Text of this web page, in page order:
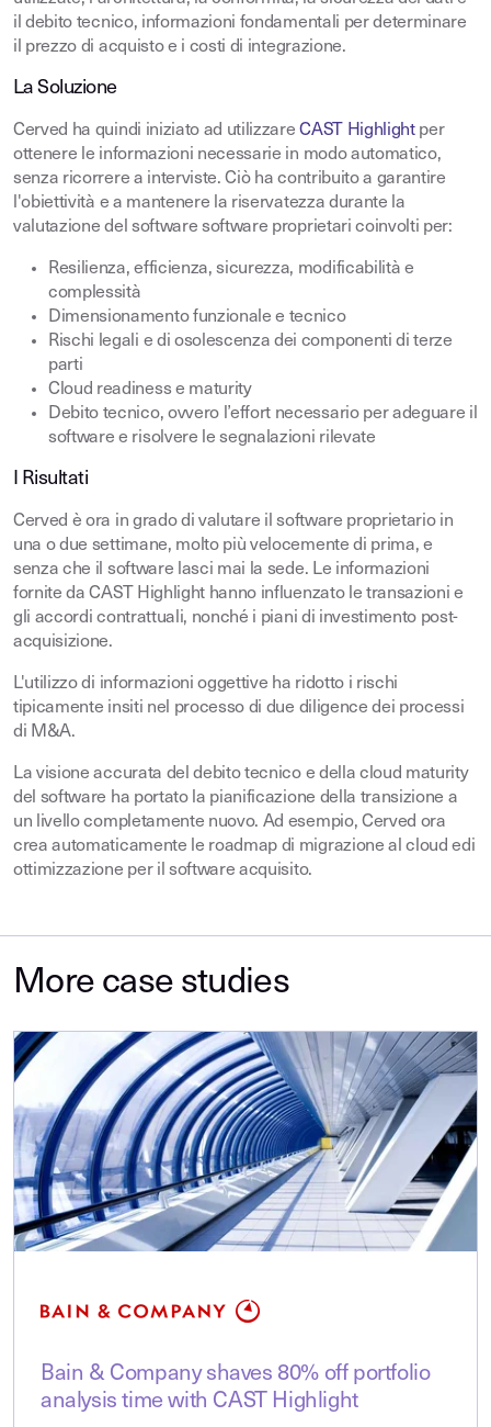
il debito tecnico, informazioni fondamentali per determinare
il prezzo di acquisto e i costi di integrazione.
La Soluzione
Cerved ha quindi iniziato ad utilizzareCAST Highlightper
ottenere le informazioni necessarie in modo automatico,
senza ricorrere a interviste. Ciò ha contribuito a garantire
l'obiettività e a mantenere la riservatezza durante la
valutazione del software software proprietari coinvolti per:
Resilienza, efficienza, sicurezza, modificabilità e
complessità
Dimensionamento funzionale e tecnico
Rischi legali e di osolescenza dei componenti di terze
parti
Cloud readiness e maturity
Debito tecnico, ovvero l’effort necessario per adeguare il
software e risolvere le segnalazioni rilevate
I Risultati
Cerved è ora in grado di valutare il software proprietario in
una o due settimane, molto più velocemente di prima, e
senza che il software lasci mai la sede. Le informazioni
fornite da CAST Highlight hanno influenzato le transazioni e
gli accordi contrattuali, nonché i piani di investimento post-
acquisizione.
L'utilizzo di informazioni oggettive ha ridotto i rischi
tipicamente insiti nel processo di due diligence dei processi
di M&A.
La visione accurata del debito tecnico e della cloud maturity
del software ha portato la pianificazione della transizione a
un livello completamente nuovo. Ad esempio, Cerved ora
crea automaticamente le roadmap di migrazione al cloud edi
ottimizzazione per il software acquisito.
More case studies
Bain & Company shaves 80% off portfolio
analysis time with CAST Highlight